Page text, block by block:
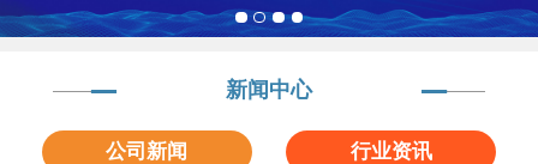
新闻中心
公司新闻 行业资讯